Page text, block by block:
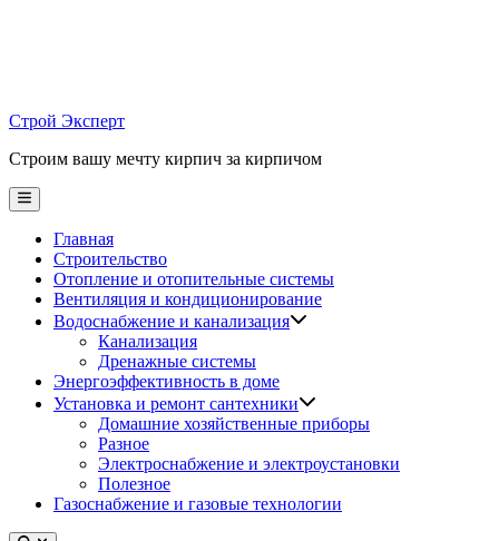
Строй Эксперт
Строим вашу мечту кирпич за кирпичом
Main
Menu
Главная
Строительство
Отопление и отопительные системы
Вентиляция и кондиционирование
Водоснабжение и канализация
Канализация
Дренажные системы
Энергоэффективность в доме
Установка и ремонт сантехники
Домашние хозяйственные приборы
Разное
Электроснабжение и электроустановки
Полезное
Газоснабжение и газовые технологии